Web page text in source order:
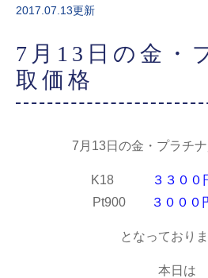
2017.07.13更新
7月13日の金・
取価格
7月13日の金・プラチ
K18 ３３００
Pt900
３０００
となっており
本日は